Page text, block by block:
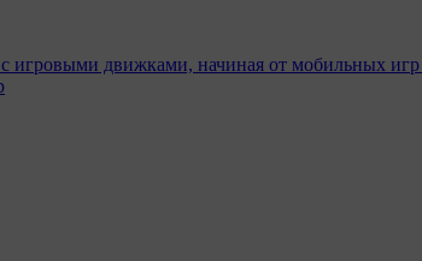
игровыми движками, начиная от мобильных